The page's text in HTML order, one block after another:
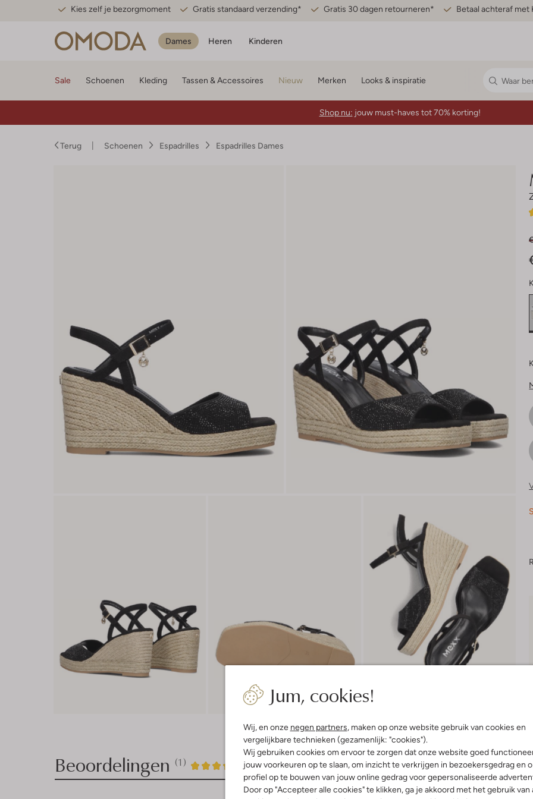
Kies zelf je bezorgmoment Gratis standaard verzending* Gratis 30 dagen retourneren* Betaal achteraf met
Dames Heren Kinderen
Jum, cookies!
Wij, en onze negen partners, maken op onze website gebruik van cookies en
vergelijkbare technieken (gezamenlijk: "cookies").
Wij gebruiken cookies om ervoor te zorgen dat onze website goed
jouw voorkeuren op te slaan, om inzicht te verkrijgen in bezoekersgedrag en
profiel op te bouwen van jouw online gedrag voor gepersonaliseerde
Door op "Accepteer alle cookies" te klikken, ga je akkoord met het gebruik van
Sale Schoenen Kleding Tassen & Accessoires Nieuw Merken Looks & inspiratie
Shop nu: jouw must-haves tot 70% korting!
Terug Schoenen Espadrilles Espadrilles Dames
1
Product informatie
Beoordelingen (1) 5/5
1
5